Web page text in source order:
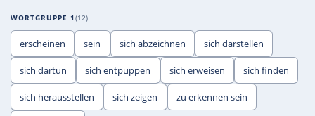
WORTGRUPPE 1 12
erscheinen sein sich abzeichnen sich darstellen
sich dartun sich entpuppen sich erweisen sich finden
sich herausstellen sich zeigen zu erkennen sein